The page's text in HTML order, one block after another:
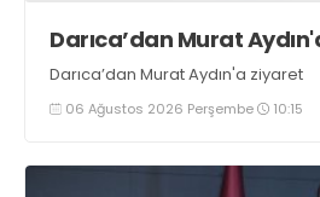
Darıca’dan Murat
Darıca’dan Murat Aydın'a ziyaret
06 Ağustos 2026 Perşembe 10:15